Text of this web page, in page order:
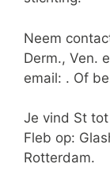
Neem
Derm., Ven.
email: . Of
Je vind St
Fleb op:
Rotterdam.